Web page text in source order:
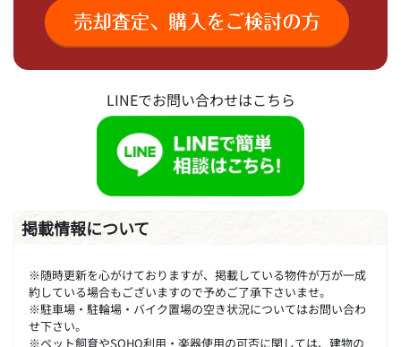
LINEでお問い合わせはこちら
掲載情報について
※随時更新を心がけておりますが、掲載している物件が万が一成
約している場合もございますので予めご了承下さいませ。
※駐車場・駐輪場・バイク置場の空き状況についてはお問い合わ
せ下さい。
※ペット飼育やSOHO利用・楽器使用の可否に関しては、建物の